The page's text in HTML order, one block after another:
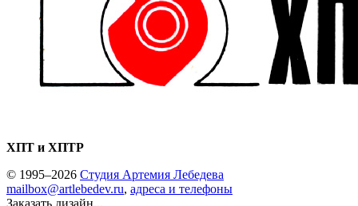
ХПТ и ХПТР
© 1995–2026 Студия Артемия Лебедева
mailbox@artlebedev.ru, адреса и телефоны
Заказать дизайн...